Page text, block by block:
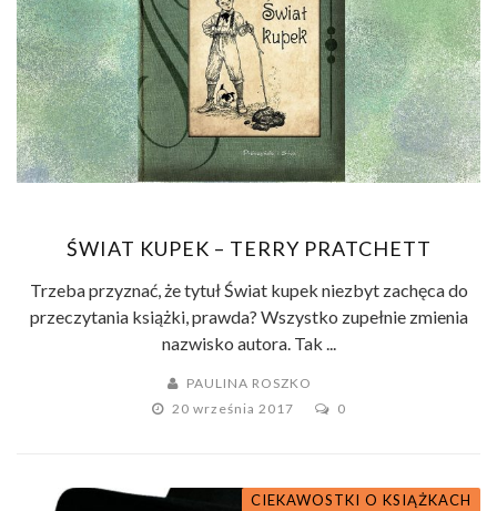
ŚWIAT KUPEK – TERRY PRATCHETT
Trzeba przyznać, że tytuł Świat kupek niezbyt zachęca do
przeczytania książki, prawda? Wszystko zupełnie zmienia
nazwisko autora. Tak ...
PAULINA ROSZKO
20 września 2017
0
CIEKAWOSTKI O KSIĄŻKACH